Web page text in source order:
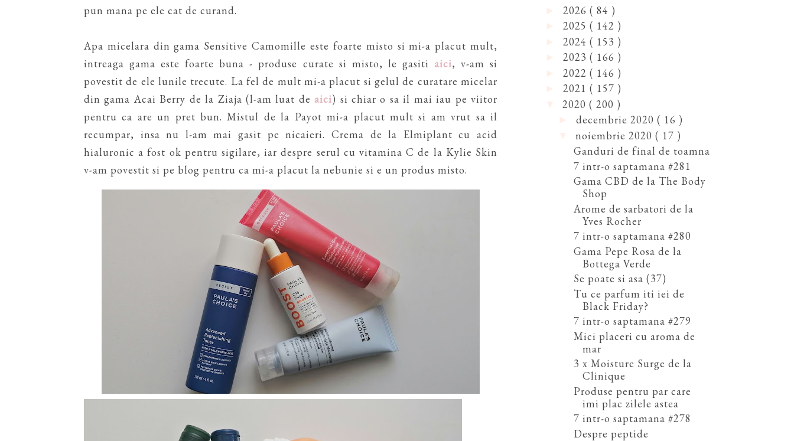
pun mana pe ele cat de curand.
Apa micelara din gama Sensitive Camomille este foarte misto si mi-a placut mult,
intreaga gama este foarte buna - produse curate si misto, le gasiti aici, v-am si
povestit de ele lunile trecute. La fel de mult mi-a placut si gelul de curatare micelar
din gama Acai Berry de la Ziaja (l-am luat de aici) si chiar o sa il mai iau pe viitor
pentru ca are un pret bun. Mistul de la Payot mi-a placut mult si am vrut sa il
recumpar, insa nu l-am mai gasit pe nicaieri. Crema de la Elmiplant cu acid
hialuronic a fost ok pentru sigilare, iar despre serul cu vitamina C de la Kylie Skin
v-am povestit si pe blog pentru ca mi-a placut la nebunie si e un produs misto.
2026 ( 84 )
2025 ( 142 )
2024 ( 153 )
2023 ( 166 )
2022 ( 146 )
2021 ( 157 )
2020 ( 200 )
decembrie 2020 ( 16 )
noiembrie 2020 ( 17 )
Ganduri de final de toamna
7 intr-o saptamana #281
Gama CBD de la The Body
Shop
Arome de sarbatori de la
Yves Rocher
7 intr-o saptamana #280
Gama Pepe Rosa de la
Bottega Verde
Se poate si asa (37)
Tu ce parfum iti iei de
Black Friday?
7 intr-o saptamana #279
Mici placeri cu aroma de
mar
3 x Moisture Surge de la
Clinique
Produse pentru par care
imi plac zilele astea
7 intr-o saptamana #278
Despre peptide